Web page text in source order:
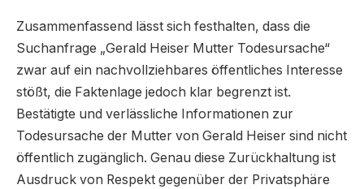
Zusammenfassend lässt sich festhalten, dass die
Suchanfrage „Gerald Heiser Mutter Todesursache“
zwar auf ein nachvollziehbares öffentliches Interesse
stößt, die Faktenlage jedoch klar begrenzt ist.
Bestätigte und verlässliche Informationen zur
Todesursache der Mutter von Gerald Heiser sind nicht
öffentlich zugänglich. Genau diese Zurückhaltung ist
Ausdruck von Respekt gegenüber der Privatsphäre